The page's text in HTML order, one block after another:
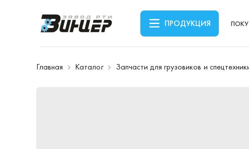
ПРОДУКЦИЯ
Главная Каталог Запчасти для грузовиков и